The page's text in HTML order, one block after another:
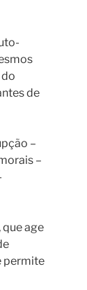
de
–
–
age
permite